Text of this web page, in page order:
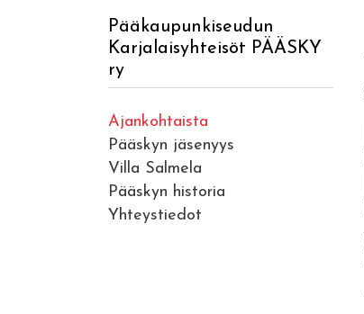
Pääkaupunkiseudun
Karjalaisyhteisöt PÄÄSKY
ry
Ajankohtaista
Pääskyn jäsenyys
Villa Salmela
Pääskyn historia
Yhteystiedot